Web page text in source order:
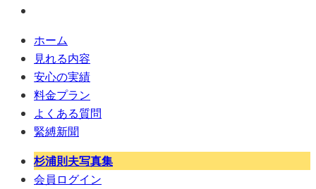
ホーム
見れる内容
安心の実績
料金プラン
よくある質問
緊縛新聞
杉浦則夫写真集
会員ログイン